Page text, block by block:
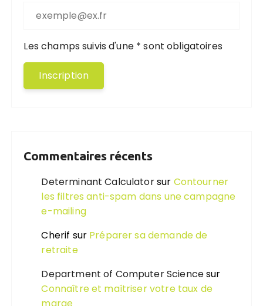
Les champs suivis d'une * sont obligatoires
Commentaires récents
Determinant Calculatorsur Contourner
les filtres anti-spam dans une campagne
e-mailing
Cherif sur Préparer sa demande de
retraite
Department of Computer Sciencesur
Connaître et maîtriser votre taux de
marge